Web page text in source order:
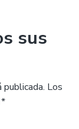
sus
Los
*